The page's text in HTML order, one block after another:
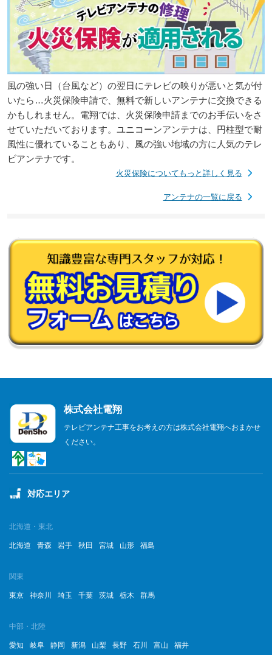
風の強い日（台風など）の翌日にテレビの映りが悪いと気が付
いたら…火災保険申請で、無料で新しいアンテナに交換できる
かもしれません。電翔では、火災保険申請までのお手伝いをさ
せていただいております。ユニコーンアンテナは、円柱型で耐
風性に優れていることもあり、風の強い地域の方に人気のテレ
ビアンテナです。
火災保険についてもっと詳しく見る
アンテナの一覧に戻る
株式会社電翔
テレビアンテナ工事をお考えの方は株式会社電翔へおまかせ
ください。
対応エリア
北海道・東北
北海道 青森 岩手 秋田 宮城 山形 福島
関東
東京 神奈川 埼玉 千葉 茨城 栃木 群馬
中部・北陸
愛知 岐阜 静岡 新潟 山梨 長野 石川 富山 福井